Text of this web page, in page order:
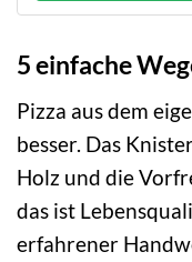
5 einfache
Pizza aus dem
besser. Das
Holz und die
das ist
erfahrener